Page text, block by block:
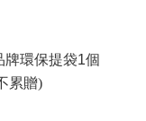
牌環保提袋1個
累贈)